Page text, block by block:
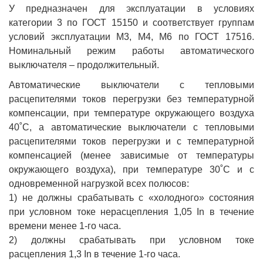
У предназначен для эксплуатации в условиях
категории 3 по ГОСТ 15150 и соответствует группам
условий эксплуатации М3, М4, М6 по ГОСТ 17516.
Номинальный режим работы автоматического
выключателя – продолжительный.
Автоматические выключатели с тепловыми
расцепителями токов перегрузки без температурной
компенсации, при температуре окружающего воздуха
40˚С, а автоматические выключатели с тепловыми
расцепителями токов перегрузки и с температурной
компенсацией (менее зависимые от температуры
окружающего воздуха), при температуре 30˚С и с
одновременной нагрузкой всех полюсов:
1) не должны срабатывать с «холодного» состояния
при условном токе нерасцепления 1,05 In в течение
времени менее 1-го часа.
2) должны срабатывать при условном токе
расцепления 1,3 In в течение 1-го часа.